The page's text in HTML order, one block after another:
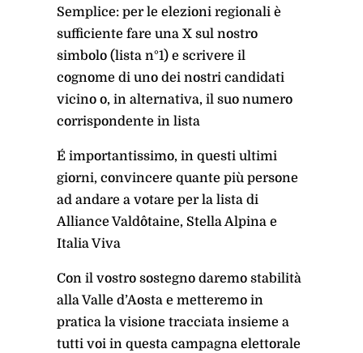
Semplice: per le elezioni regionali è
sufficiente fare una X sul nostro
simbolo (lista n°1) e scrivere il
cognome di uno dei nostri candidati
vicino o, in alternativa, il suo numero
corrispondente in lista
É importantissimo, in questi ultimi
giorni, convincere quante più persone
ad andare a votare per la lista di
Alliance Valdôtaine, Stella Alpina e
Italia Viva
Con il vostro sostegno daremo stabilità
alla Valle d’Aosta e metteremo in
pratica la visione tracciata insieme a
tutti voi in questa campagna elettorale